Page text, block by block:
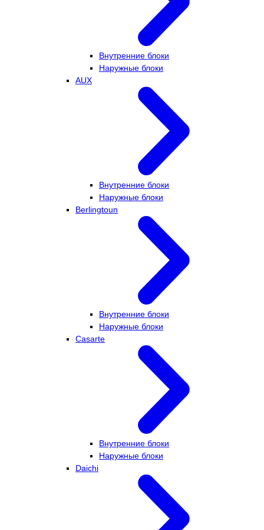
Внутренние блоки
Наружные блоки
AUX
Внутренние блоки
Наружные блоки
Berlingtoun
Внутренние блоки
Наружные блоки
Casarte
Внутренние блоки
Наружные блоки
Daichi